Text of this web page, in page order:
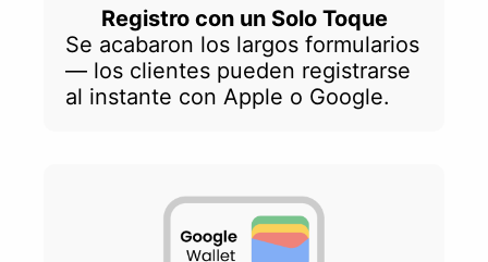
Registro con un Solo Toque
Se acabaron los largos formularios
— los clientes pueden registrarse
al instante con Apple o Google.